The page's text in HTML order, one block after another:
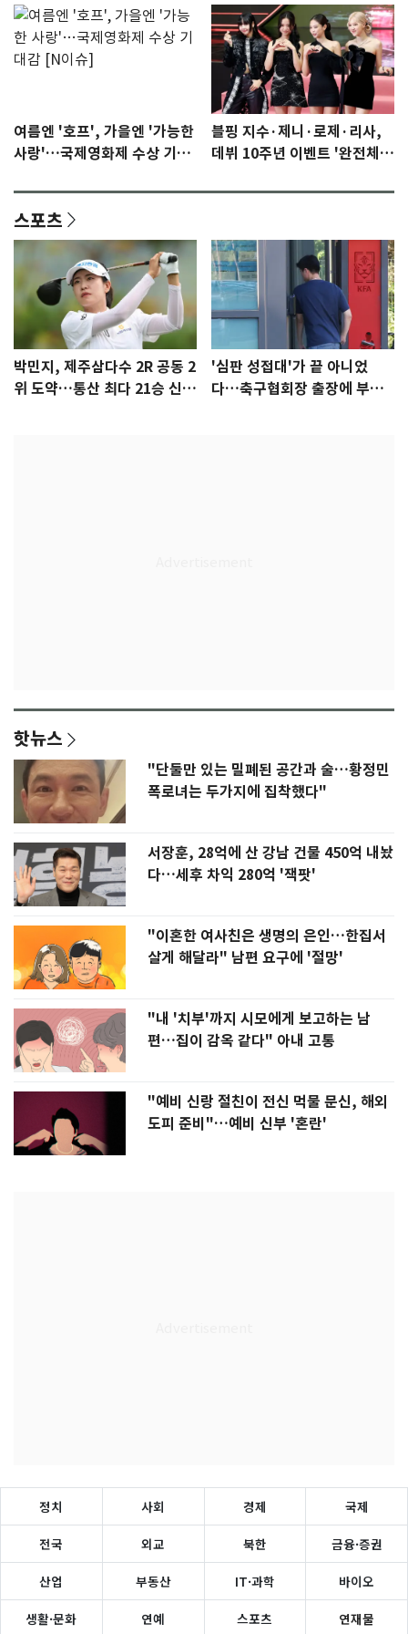
여름엔 '호프', 가을엔 '가능한
사랑'…국제영화제 수상 기대
블핑 지수·제니·로제·리사,
데뷔 10주년 이벤트 '완전체'
스포츠
박민지, 제주삼다수 2R 공동 2
위 도약…통산 최다 21승 신기
'심판 성접대'가 끝 아니었
다…축구협회장 출장에 부인
핫뉴스
"단둘만 있는 밀폐된 공간과 술…황정민
폭로녀는 두가지에 집착했다"
서장훈, 28억에 산 강남 건물 450억 내놨
다…세후 차익 280억 '잭팟'
"이혼한 여사친은 생명의 은인…한집서
살게 해달라" 남편 요구에 '절망'
"내 '치부'까지 시모에게 보고하는 남
편…집이 감옥 같다" 아내 고통
"예비 신랑 절친이 전신 먹물 문신, 해외
도피 준비"…예비 신부 '혼란'
정치 사회 경제 국제
전국 외교 북한 금융·증권
산업 부동산 IT·과학 바이오
생활·문화 연예 스포츠 연재물